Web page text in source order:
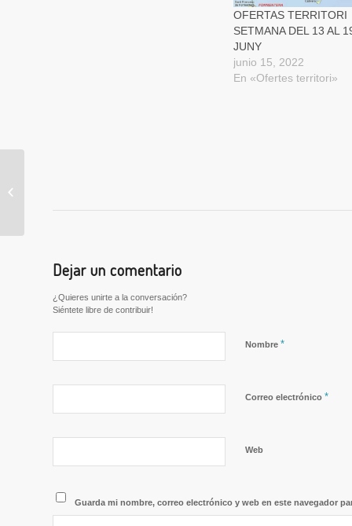
OFERTAS TERRITORI
SETMANA DEL 13 AL
JUNY
junio 15, 2022
En «Ofertes territori»
Dejar un comentario
¿Quieres unirte a la conversación?
Siéntete libre de contribuir!
Nombre *
Correo electrónico *
Web
Guarda mi nombre, correo electrónico y web en este navegador